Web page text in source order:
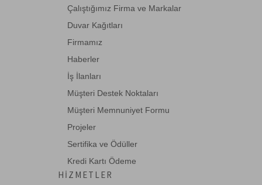
BC-DSP-ADP-DP-HA-1-HD
Beek DisplayPort (DP) <-> HDMI
BC-DSP-MDP-HA-1
Beek Mini DisplayPort (mini DP) <->
HDMI Adaptörü-->
BC-SER-ADP-DB25-MM
Çalıştığımız Firma ve Markalar
Duvar Kağıtları
Firmamız
Haberler
İş İlanları
Müşteri Destek Noktaları
Müşteri Memnuniyet Formu
Projeler
Sertifika ve Ödüller
Kredi Kartı Ödeme
HIZMETLER